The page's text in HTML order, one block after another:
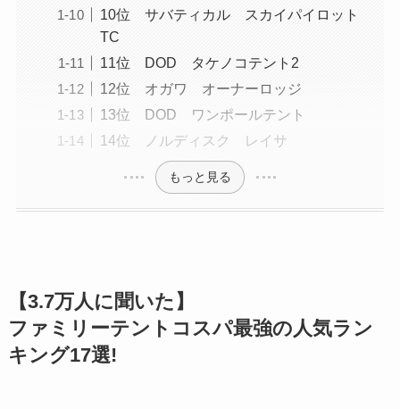
10位 サバティカル スカイパイロット
TC
11位 DOD タケノコテント2
12位 オガワ オーナーロッジ
13位 DOD ワンポールテント
14位 ノルディスク レイサ
もっと見る
【3.7万人に聞いた】
ファミリーテントコスパ最強の人気ラン
キング17選!